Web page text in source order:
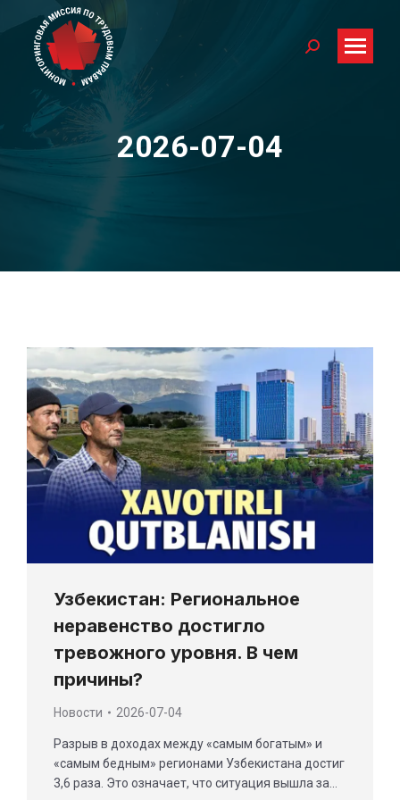
Search:
2026-07-04
You are here:
Узбекистан: Региональное
неравенство достигло
тревожного уровня. В чем
причины?
Новости 2026-07-04
Разрыв в доходах между «самым богатым» и
«самым бедным» регионами Узбекистана достиг
3,6 раза. Это означает, что ситуация вышла за…